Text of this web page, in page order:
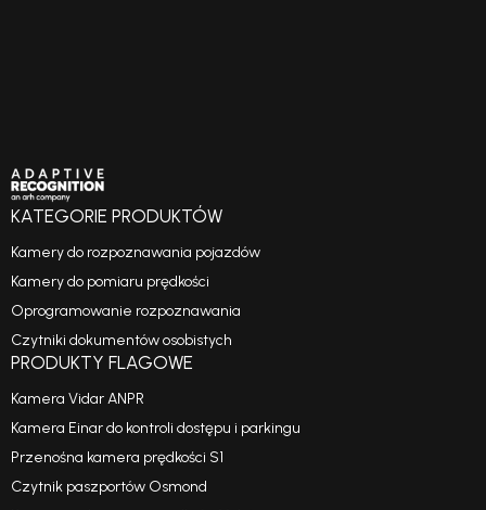
KATEGORIE PRODUKTÓW
Kamery do rozpoznawania pojazdów
Kamery do pomiaru prędkości
Oprogramowanie rozpoznawania
Czytniki dokumentów osobistych
PRODUKTY FLAGOWE
Kamera Vidar ANPR
Kamera Einar do kontroli dostępu i parkingu
Przenośna kamera prędkości S1
Czytnik paszportów Osmond